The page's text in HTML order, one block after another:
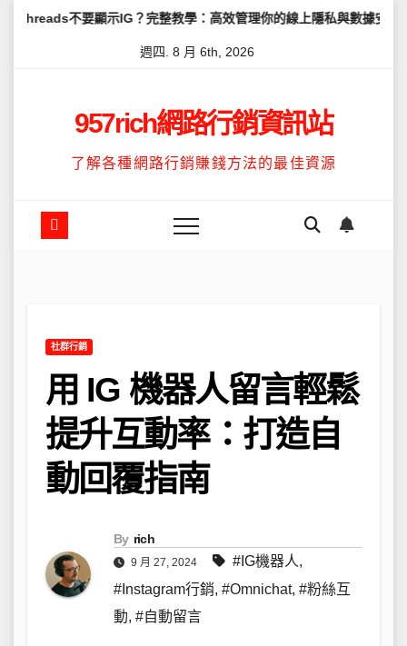
Skip
示IG？完整教學：高效管理你的線上隱私與數據安全 怎麼讓
週四. 8 月 6th, 2026
957rich網路行銷資訊站
了解各種網路行銷賺錢方法的最佳資源
社群行銷
用 IG 機器人留言輕鬆
提升互動率：打造自
動回覆指南
By rich
9 月 27, 2024 #IG機器人,
#Instagram行銷, #Omnichat, #粉絲互
動, #自動留言